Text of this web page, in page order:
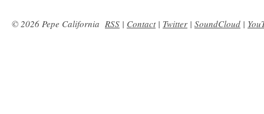
© 2026 Pepe California RSS | Contact| Twitter | SoundCloud |